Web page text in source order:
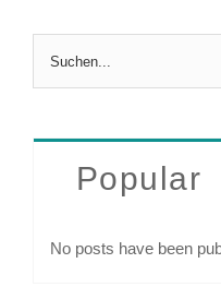
nach:
Popular
No posts have been